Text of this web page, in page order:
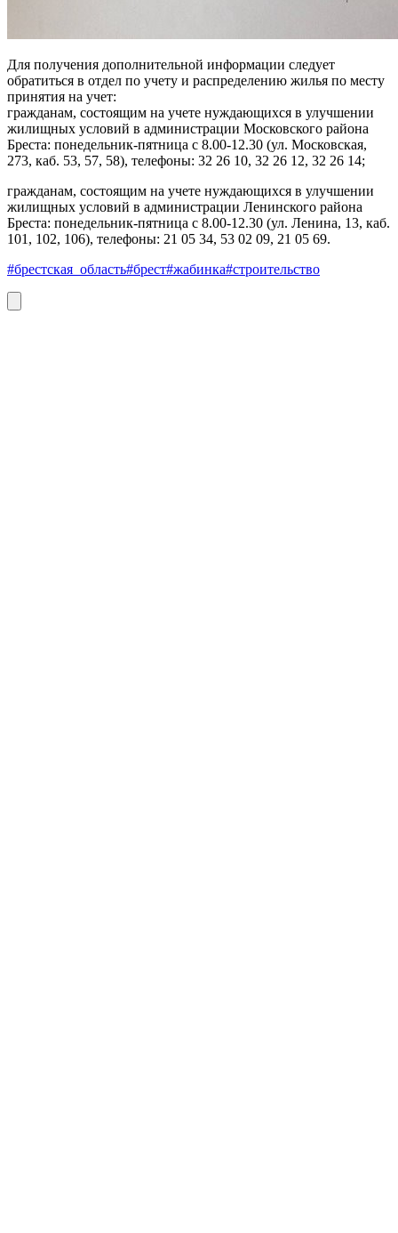
Для получения дополнительной информации следует
обратиться в отдел по учету и распределению жилья по месту
принятия на учет:
гражданам, состоящим на учете нуждающихся в улучшении
жилищных условий в администрации Московского района
Бреста: понедельник-пятница с 8.00-12.30 (ул. Московская,
273, каб. 53, 57, 58), телефоны: 32 26 10, 32 26 12, 32 26 14;
гражданам, состоящим на учете нуждающихся в улучшении
жилищных условий в администрации Ленинского района
Бреста: понедельник-пятница с 8.00-12.30 (ул. Ленина, 13, каб.
101, 102, 106), телефоны: 21 05 34, 53 02 09, 21 05 69.
#брестская_область#брест#жабинка#строительство